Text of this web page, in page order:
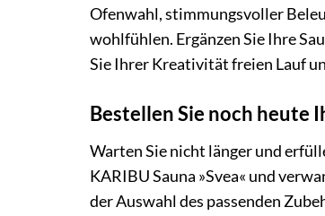
Ofenwahl, stimmungsvoller
wohlfühlen. Ergänzen Sie Ihre
Sie Ihrer Kreativität freien Lauf
Bestellen Sie noch heute
Warten Sie nicht länger und
KARIBU Sauna »Svea« und
der Auswahl des passenden